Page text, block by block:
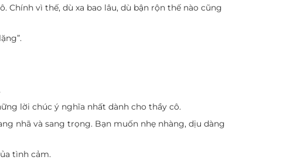
vì thế, dù xa bao lâu, dù bận rộn thế nào cũng
lời chúc ý nghĩa nhất dành cho thầy cô.
nhã và sang trọng. Bạn muốn nhẹ nhàng, dịu dàng
tình cảm.